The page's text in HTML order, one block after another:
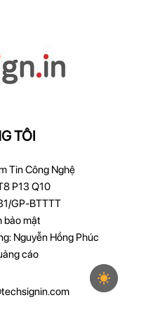
TÔI
Tin Công Nghệ
P13 Q10
GP-BTTTT
bảo mật
Nguyễn Hồng Phúc
cáo